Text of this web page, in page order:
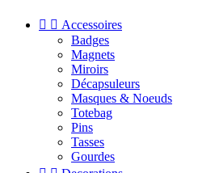
  Accessoires
Badges
Magnets
Miroirs
Décapsuleurs
Masques & Noeuds
Totebag
Pins
Tasses
Gourdes